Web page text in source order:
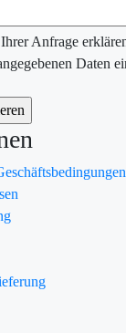
Anfrage
Daten